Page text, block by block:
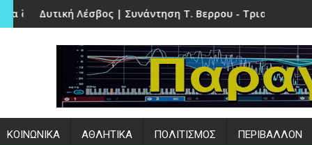
και αφθώδους πυρετού
| Συνάντηση Τ. Βερρου - ΤριανταφυλλίδηΤην Παρασκευή (07/
ΚΟΙΝΩΝΙΚΑ ΑΘΛΗΤΙΚΑ ΠΟΛΙΤΙΣΜΟΣ ΠΕΡΙΒΑΛΛΟΝ